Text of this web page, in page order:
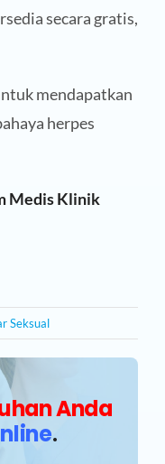
secara gratis,
mendapatkan
herpes
Medis Klinik
Seksual
Anda
.